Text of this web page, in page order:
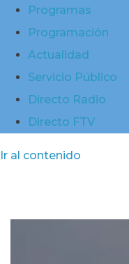
Programas
Programación
Actualidad
Servicio Público
Directo Radio
Directo FTV
Ir al contenido